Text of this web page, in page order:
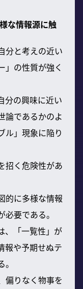
な情報源に触
分と考えの近い
」の性質が強く
分の興味に近い
論であるかのよ
ル」現象に陥り
招く危険性があ
的に多様な情報
要である。
、「一覧性」が
報や予期せぬテ
偏りなく物事を